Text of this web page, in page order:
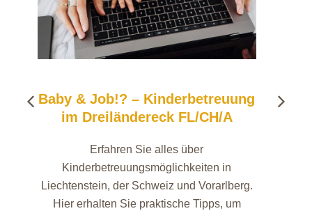
Baby & Job!? – Kinderbetreuung
im Dreiländereck FL/CH/A
Erfahren Sie alles über
Kinderbetreuungsmöglichkeiten in
Liechtenstein, der Schweiz und Vorarlberg.
Hier erhalten Sie praktische Tipps, um